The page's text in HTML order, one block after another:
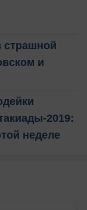
страшной
и
2019:
неделе